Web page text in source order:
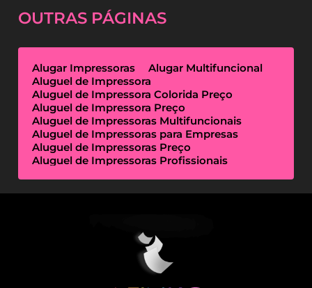
OUTRAS PÁGINAS
Alugar Impressoras
Alugar Multifuncional
Aluguel de Impressora
Aluguel de Impressora Colorida Preço
Aluguel de Impressora Preço
Aluguel de Impressoras Multifuncionais
Aluguel de Impressoras para Empresas
Aluguel de Impressoras Preço
Aluguel de Impressoras Profissionais
Empresas de Outsourcing de Impressão
Impressoras Multifuncionais Locação
Locação de Impressora